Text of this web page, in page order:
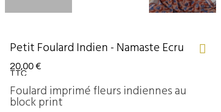
Petit Foulard Indien - Namaste Ecru
20,00 €
TTC
Foulard imprimé fleurs indiennes au
block print